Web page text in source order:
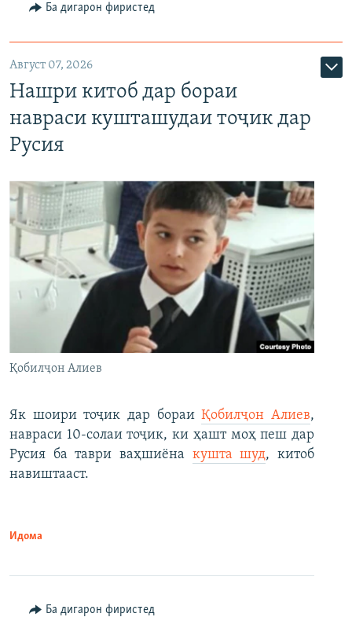
Ба дигарон фиристед
Август 07, 2026
Нашри китоб дар бораи
навраси кушташудаи тоҷик дар
Русия
Қобилҷон Алиев
Як шоири тоҷик дар бораиҚобилҷон Алиев,
навраси 10-солаи тоҷик, ки ҳашт моҳ пеш дар
Русия ба таври ваҳшиёна кушта шуд, китоб
навиштааст.
Идома
Ба дигарон фиристед